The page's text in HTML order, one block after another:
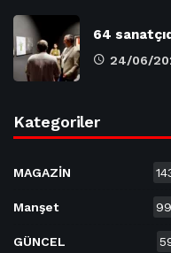
64
24/06/
Kategoriler
MAGAZİN
Manşet
GÜNCEL